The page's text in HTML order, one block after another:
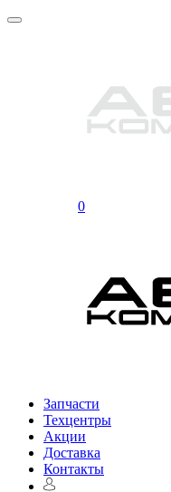
0
Запчасти
Техцентры
Акции
Доставка
Контакты